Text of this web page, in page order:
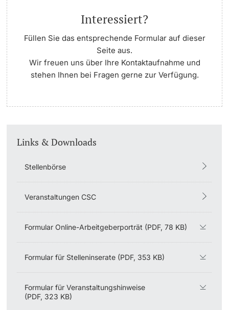
Langes Studium
KI in Studium und Lehre
Lernräume
Interessiert?
Füllen Sie das entsprechende Formular auf dieser
Seite aus.
Wir freuen uns über Ihre Kontaktaufnahme und
stehen Ihnen bei Fragen gerne zur Verfügung.
Links & Downloads
Stellenbörse
Veranstaltungen CSC
Formular Online-Arbeitgeberporträt (PDF, 78 KB)
Formular für Stelleninserate (PDF, 353 KB)
Formular für Veranstaltungshinweise
(PDF, 323 KB)